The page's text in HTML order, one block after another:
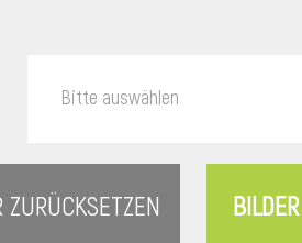
Bitte auswählen